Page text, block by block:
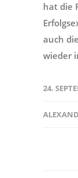
hat die
auch
wieder
24.